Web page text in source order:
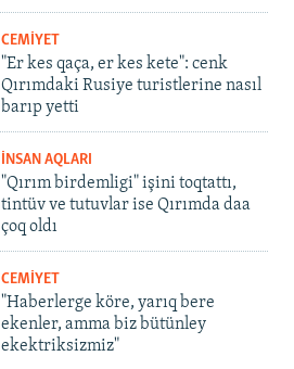
CEMİYET
"Er kes qaça, er kes kete": cenk
Qırımdaki Rusiye turistlerine nasıl
barıp yetti
İNSAN AQLARI
"Qırım birdemligi" işini toqtattı,
tintüv ve tutuvlar ise Qırımda daa
çoq oldı
CEMİYET
"Haberlerge köre, yarıq bere
ekenler, amma biz bütünley
ekektriksizmiz"